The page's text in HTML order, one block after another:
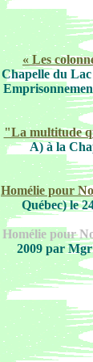
« Les
Chapelle du Lac
"La multitude
A) à la
Homélie pour
Québec) le
Homélie pour
2009 par